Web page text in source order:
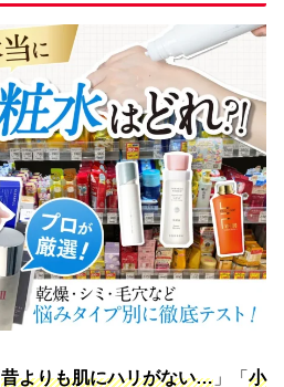
昔よりも肌にハリがない… 」「 小